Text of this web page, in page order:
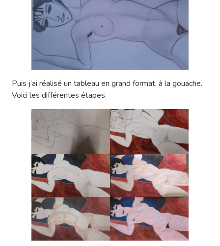
Puis j’ai réalisé un tableau en grand format, à la gouache.
Voici les différentes étapes.